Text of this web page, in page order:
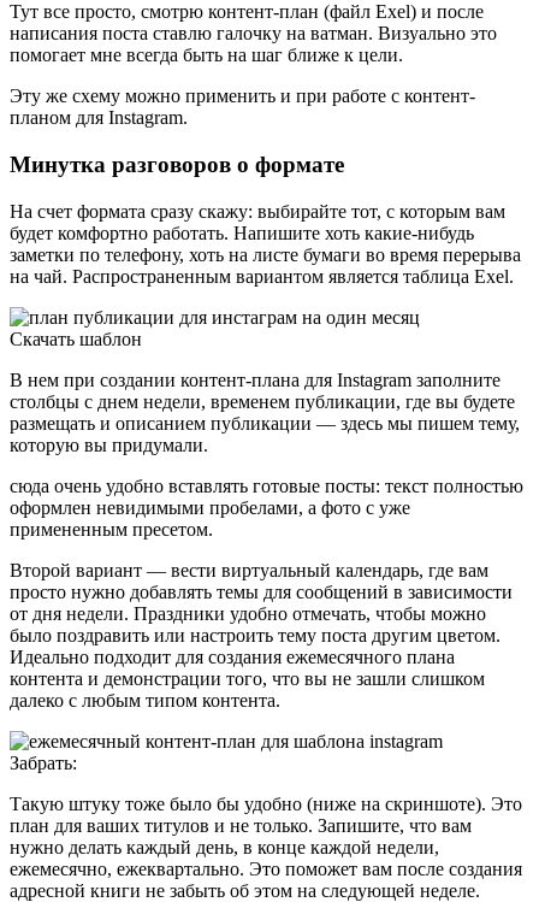
Тут все просто, смотрю контент-план (файл Exel) и после
написания поста ставлю галочку на ватман. Визуально это
помогает мне всегда быть на шаг ближе к цели.
Эту же схему можно применить и при работе с контент-
планом для Instagram.
Минутка разговоров о формате
На счет формата сразу скажу: выбирайте тот, с которым вам
будет комфортно работать. Напишите хоть какие-нибудь
заметки по телефону, хоть на листе бумаги во время перерыва
на чай. Распространенным вариантом является таблица Exel.
Скачать шаблон
В нем при создании контент-плана для Instagram заполните
столбцы с днем ​​недели, временем публикации, где вы будете
размещать и описанием публикации — здесь мы пишем тему,
которую вы придумали.
сюда очень удобно вставлять готовые посты: текст полностью
оформлен невидимыми пробелами, а фото с уже
примененным пресетом.
Второй вариант — вести виртуальный календарь, где вам
просто нужно добавлять темы для сообщений в зависимости
от дня недели. Праздники удобно отмечать, чтобы можно
было поздравить или настроить тему поста другим цветом.
Идеально подходит для создания ежемесячного плана
контента и демонстрации того, что вы не зашли слишком
далеко с любым типом контента.
Забрать:
Такую штуку тоже было бы удобно (ниже на скриншоте). Это
план для ваших титулов и не только. Запишите, что вам
нужно делать каждый день, в конце каждой недели,
ежемесячно, ежеквартально. Это поможет вам после создания
адресной книги не забыть об этом на следующей неделе.